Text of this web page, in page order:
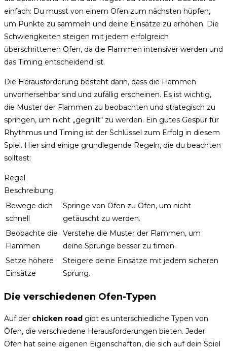
einfach: Du musst von einem Ofen zum nächsten hüpfen,
um Punkte zu sammeln und deine Einsätze zu erhöhen. Die
Schwierigkeiten steigen mit jedem erfolgreich
überschrittenen Ofen, da die Flammen intensiver werden und
das Timing entscheidend ist.
Die Herausforderung besteht darin, dass die Flammen
unvorhersehbar sind und zufällig erscheinen. Es ist wichtig,
die Muster der Flammen zu beobachten und strategisch zu
springen, um nicht „gegrillt“ zu werden. Ein gutes Gespür für
Rhythmus und Timing ist der Schlüssel zum Erfolg in diesem
Spiel. Hier sind einige grundlegende Regeln, die du beachten
solltest:
Regel
Beschreibung
Bewege dich
schnell
Springe von Ofen zu Ofen, um nicht
getäuscht zu werden.
Beobachte die
Flammen
Verstehe die Muster der Flammen, um
deine Sprünge besser zu timen.
Setze höhere
Einsätze
Steigere deine Einsätze mit jedem sicheren
Sprung.
Die verschiedenen Ofen-Typen
Auf der chicken road gibt es unterschiedliche Typen von
Öfen, die verschiedene Herausforderungen bieten. Jeder
Ofen hat seine eigenen Eigenschaften, die sich auf dein Spiel